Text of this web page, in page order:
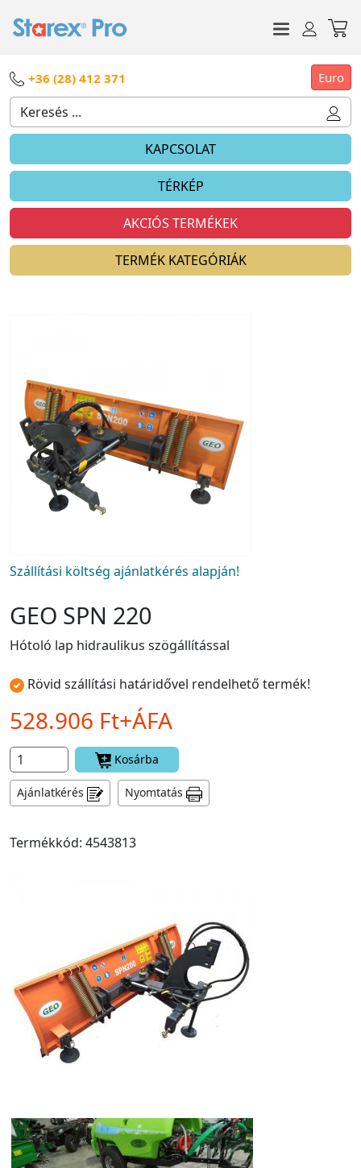
+36 (28) 412 371 Euro
KAPCSOLAT
TÉRKÉP
AKCIÓS TERMÉKEK
TERMÉK KATEGÓRIÁK
Szállítási költség ajánlatkérés alapján!
GEO SPN 220
Hótoló lap hidraulikus szögállítással
Rövid szállítási határidővel rendelhető termék!
528.906 Ft+ÁFA
Kosárba
Ajánlatkérés Nyomtatás
Termékkód: 4543813